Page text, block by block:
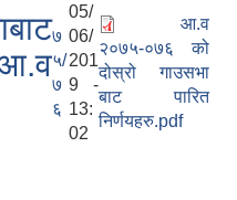
आ.व
७
५/
७
६
05/
06/
201
9 -
13:
02
आ.व
२०७५-०७६ को
दोस्रो गाउसभा
बाट पारित
निर्णयहरु.pdf